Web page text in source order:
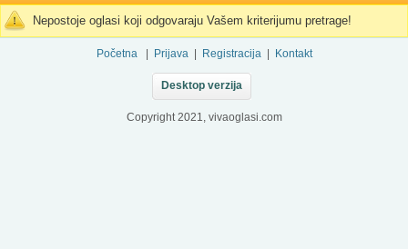
Nepostoje oglasi koji odgovaraju Vašem kriterijumu pretrage!
Početna Prijava Registracija Kontakt
Desktop verzija
Copyright 2021, vivaoglasi.com